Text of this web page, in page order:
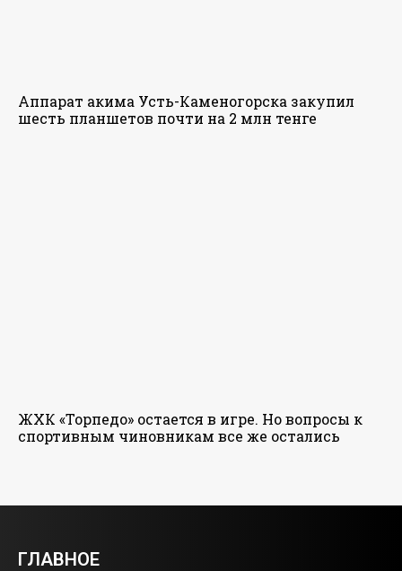
Аппарат акима Усть-Каменогорска закупил
шесть планшетов почти на 2 млн тенге
ЖХК «Торпедо» остается в игре. Но вопросы к
спортивным чиновникам все же остались
ГЛАВНОЕ